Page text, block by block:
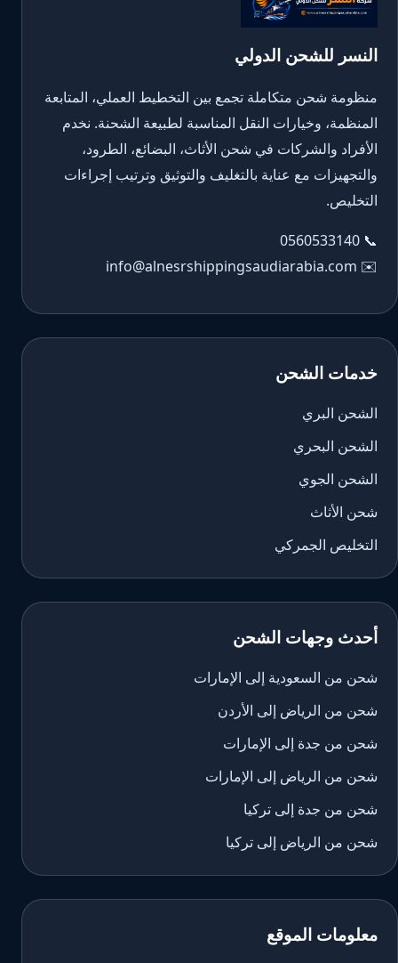
النسر للشحن الدولي
منظومة شحن متكاملة تجمع بين التخطيط العملي، المتابعة
المنظمة، وخيارات النقل المناسبة لطبيعة الشحنة. نخدم
الأفراد والشركات في شحن الأثاث، البضائع، الطرود،
والتجهيزات مع عناية بالتغليف والتوثيق وترتيب إجراءات
التخليص.
📞
0560533140
✉️
info@alnesrshippingsaudiarabia.com
خدمات الشحن
الشحن البري
الشحن البحري
الشحن الجوي
شحن الأثاث
التخليص الجمركي
أحدث وجهات الشحن
شحن من السعودية إلى الإمارات
شحن من الرياض إلى الأردن
شحن من جدة إلى الإمارات
شحن من الرياض إلى الإمارات
شحن من جدة إلى تركيا
شحن من الرياض إلى تركيا
معلومات الموقع